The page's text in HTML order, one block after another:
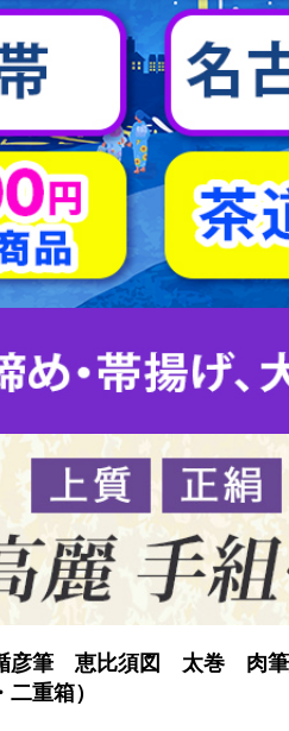
彦筆 恵比須図 太巻 肉筆
二重箱）